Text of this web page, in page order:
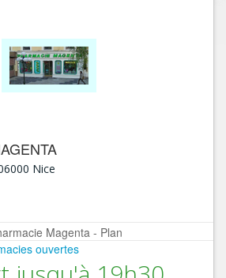
Nice
ouvertes